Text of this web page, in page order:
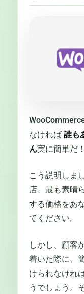
なければ 誰も
ん実に簡単だ！
こう説明しま
店、最も素晴
する価格をあ
てください。
しかし、顧客
着いた際に、
けられなけれ
うでしょう。